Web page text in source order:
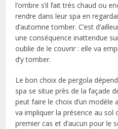
l’ombre s’il fait très chaud ou
rendre dans leur spa en
d’automne tomber. C’est
une conséquence inattendue
oublie de le couvrir : elle va
d’y tomber.
Le bon choix de pergola
spa se situe près de la façade
peut faire le choix d’un modèle
va impliquer la présence au sol
premier cas et d’aucun pour le